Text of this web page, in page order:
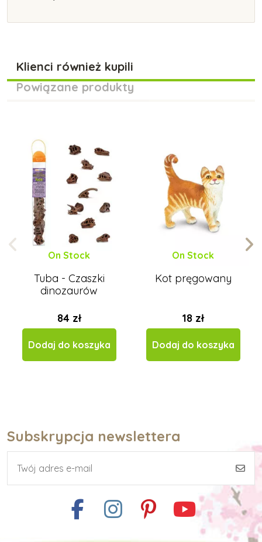
Klienci również kupili
Powiązane produkty
On Stock
Tuba - Czaszki
dinozaurów
84 zł
Dodaj do koszyka
On Stock
Kot pręgowany
18 zł
Dodaj do koszyka
Subskrypcja newslettera